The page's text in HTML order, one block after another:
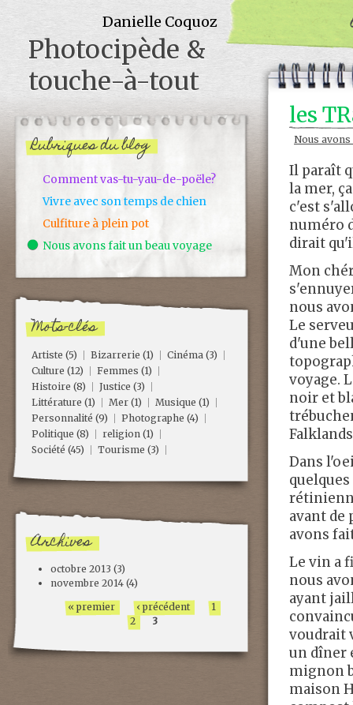
Danielle Coquoz
Photocipède &
touche-à-tout
les
Nous avons
Il paraît
la mer,
c'est
numéro
dirait
Mon
nous
Le
d'une
voyage.
noir et
Dans
avant de
avons
Le vin a
nous
ayant
voudrait
un dîner
mignon
maison
Rubriques du blog
Comment vas-tu-yau-de-poële?
Vivre avec son temps de chien
Culfiture à plein pot
Nous avons fait un beau voyage
Mots-clés
Artiste (5) Bizarrerie (1) Cinéma (3)
Culture (12) Femmes (1)
Histoire (8) Justice (3)
Littérature (1) Mer (1) Musique (1)
Personnalité (9) Photographe (4)
Politique (8) religion (1)
Société (45) Tourisme (3)
Archives
octobre 2013 (3)
novembre 2014 (4)
« premier
‹ précédent
1
2
3